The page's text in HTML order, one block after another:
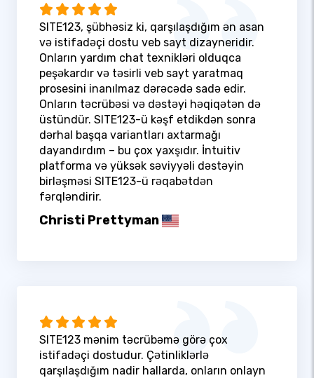
SITE123, şübhəsiz ki, qarşılaşdığım ən asan
və istifadəçi dostu veb sayt dizayneridir.
Onların yardım chat texnikləri olduqca
peşəkardır və təsirli veb sayt yaratmaq
prosesini inanılmaz dərəcədə sadə edir.
Onların təcrübəsi və dəstəyi həqiqətən də
üstündür. SITE123-ü kəşf etdikdən sonra
dərhal başqa variantları axtarmağı
dayandırdım – bu çox yaxşıdır. İntuitiv
platforma və yüksək səviyyəli dəstəyin
birləşməsi SITE123-ü rəqabətdən
fərqləndirir.
Christi Prettyman
SITE123 mənim təcrübəmə görə çox
istifadəçi dostudur. Çətinliklərlə
qarşılaşdığım nadir hallarda, onların onlayn